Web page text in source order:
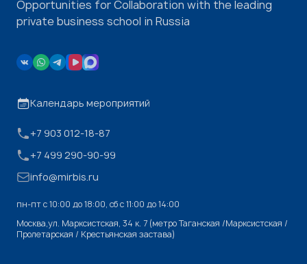
Opportunities for Collaboration with the leading
private business school in Russia
Календарь мероприятий
+7 903 012-18-87
+7 499 290-90-99
info@mirbis.ru
пн-пт с 10:00 до 18:00, cб с 11:00 до 14:00
Москва,ул. Марксистская, 34 к. 7 (метро Таганская /Марксистская /
Пролетарская / Крестьянская застава)